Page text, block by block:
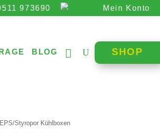
Mein Konto
973690
BLOG SHOP
EPS/Styropor Kühlboxen